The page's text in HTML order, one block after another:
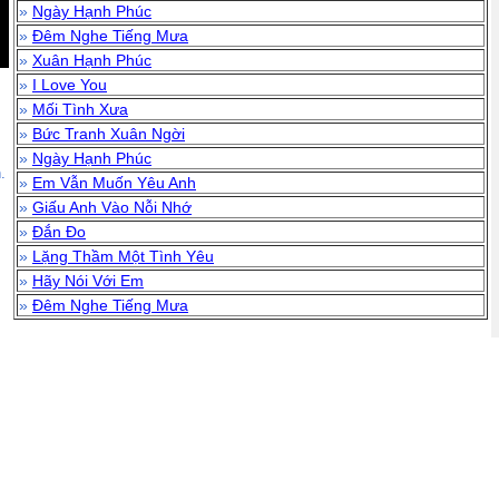
» Ngày Hạnh Phúc
» Đêm Nghe Tiếng Mưa
» Xuân Hạnh Phúc
» I Love You
» Mối Tình Xưa
» Bức Tranh Xuân Ngời
» Ngày Hạnh Phúc
» Em Vẫn Muốn Yêu Anh
» Giấu Anh Vào Nỗi Nhớ
» Đắn Đo
» Lặng Thầm Một Tình Yêu
» Hãy Nói Với Em
» Đêm Nghe Tiếng Mưa